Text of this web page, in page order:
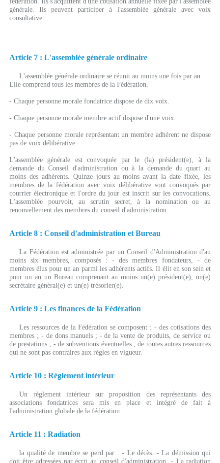
générale. Ils peuvent participer à l'assemblée générale avec voix
consultative.
Article 7 : L'assemblée générale ordinaire
L'assemblée générale ordinaire se réunit au moins une fois par an.
Elle comprend tous les membres de la Fédération.
- Chaque personne morale fondatrice dispose de dix voix.
- Chaque personne morale membre actif dispose d'une voix.
- Chaque personne morale représentant un membre adhérent ne dispose
pas de voix délibérative.
L'assemblée générale est convoquée par le (la) président(e), à la
demande du Conseil d'administration ou à la demande du quart au
moins des adhérents. Quinze jours au moins avant la date fixée, les
membres de la fédération avec voix délibérative sont convoqués par
courrier électronique et l'ordre du jour est inscrit sur les convocations.
L'assemblée pourvoit, au scrutin secret, à la nomination ou au
renouvellement des membres du conseil d'administration.
Article 8 : Conseil d'administration et Bureau
La Fédération est administrée par un Conseil d'Administration d'au
moins six membres, composés : - des membres fondateurs, - de
membres élus pour un an parmi les adhérents actifs. Il élit en son sein et
pour un an un Bureau comprenant au moins un(e) président(e), un(e)
secrétaire général(e) et un(e) trésorier(e).
Article 9 : Les finances de la Fédération
Les ressources de la Fédération se composent : - des cotisations des
membres ; - de dons manuels ; - de la vente de produits, de service ou
de prestations ; - de subventions éventuelles ; de toutes autres ressources
qui ne sont pas contraires aux règles en vigueur.
Article 10 : Règlement intérieur
Un règlement intérieur sur proposition des représentants des
associations fondatrices sera mis en place et intégré de fait à
l'administration globale de la fédération.
Article 11 : Radiation
la qualité de membre se perd par : - Le décès. - La démission qui
doit être adressées par écrit au conseil d'administration. - La radiation